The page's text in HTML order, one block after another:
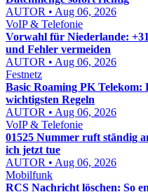
AUTOR • Aug 06, 2026
VoIP & Telefonie
Vorwahl für Niederlande:
und Fehler vermeiden
AUTOR • Aug 06, 2026
Festnetz
Basic Roaming PK
wichtigsten Regeln
AUTOR • Aug 06, 2026
VoIP & Telefonie
01525 Nummer ruft ständig
ich jetzt tue
AUTOR • Aug 06, 2026
Mobilfunk
RCS Nachricht löschen: So